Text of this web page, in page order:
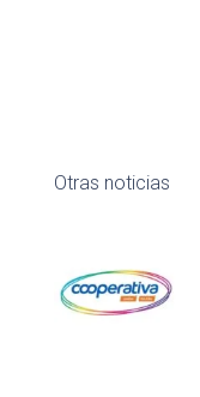
Otras noticias